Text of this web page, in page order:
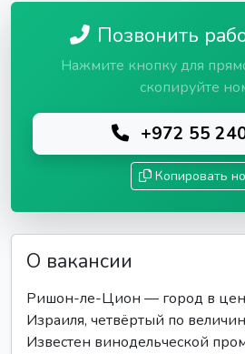
Позвонить
Нажмите кнопку для
скопируйте
+972 55
Копировать
О вакансии
Ришон-ле-Цион — город в
Израиля, четвёртый по
Известен винодельческой